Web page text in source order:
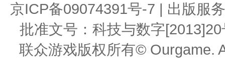
京ICP备09074391号-7 | 出版服
批准文号：科技与数字
联众游戏版权所有© Ourgame.